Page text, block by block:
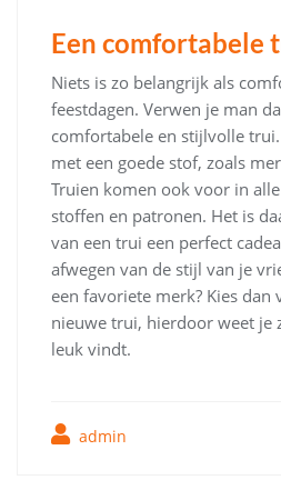
Een comfortabele
Niets is zo belangrijk als
feestdagen. Verwen je man
comfortabele en stijlvolle
met een goede stof, zoals
Truien komen ook voor in
stoffen en patronen. Het is
van een trui een perfect
afwegen van de stijl van je
een favoriete merk? Kies dan
nieuwe trui, hierdoor weet je
leuk vindt.
admin